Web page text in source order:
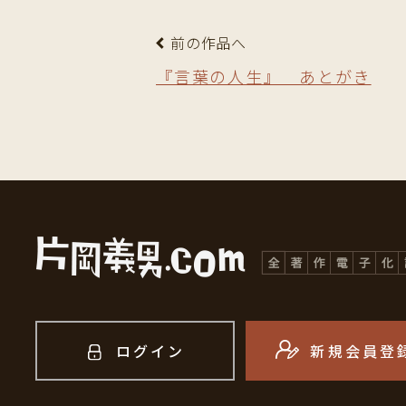
前の作品へ
『言葉の人生』 あとがき
ログイン 新規会員登